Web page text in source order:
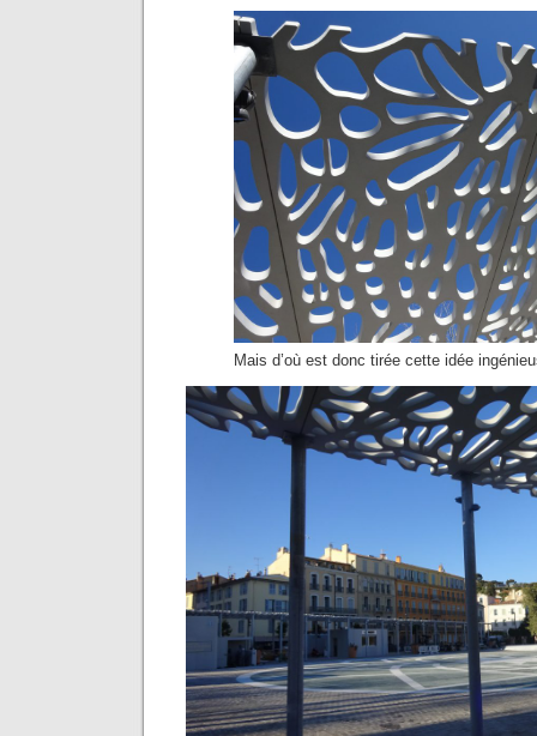
Mais d’où est donc tirée cette idée